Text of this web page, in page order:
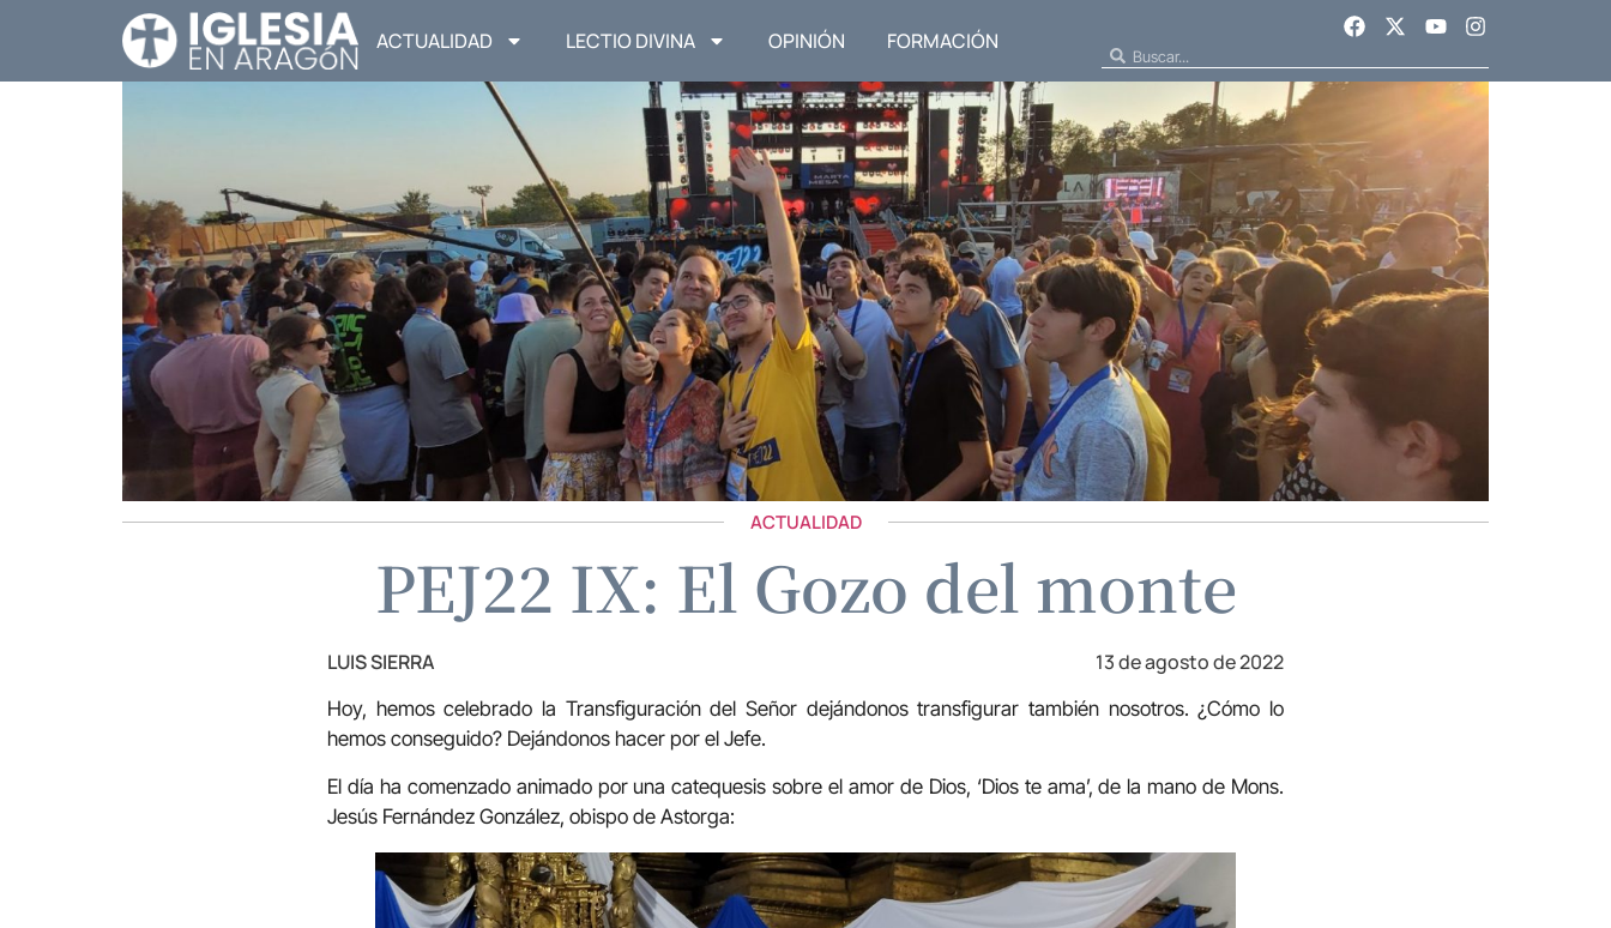
ACTUALIDAD LECTIO DIVINA OPINIÓN FORMACIÓN
ACTUALIDAD
PEJ22 IX: El Gozo del monte
LUIS SIERRA 13 de agosto de 2022
Hoy, hemos celebrado la Transfiguración del Señor dejándonos transfigurar también nosotros. ¿Cómo lo
hemos conseguido? Dejándonos hacer por el Jefe.
El día ha comenzado animado por una catequesis sobre el amor de Dios, ‘Dios te ama’, de la mano de Mons.
Jesús Fernández González, obispo de Astorga: